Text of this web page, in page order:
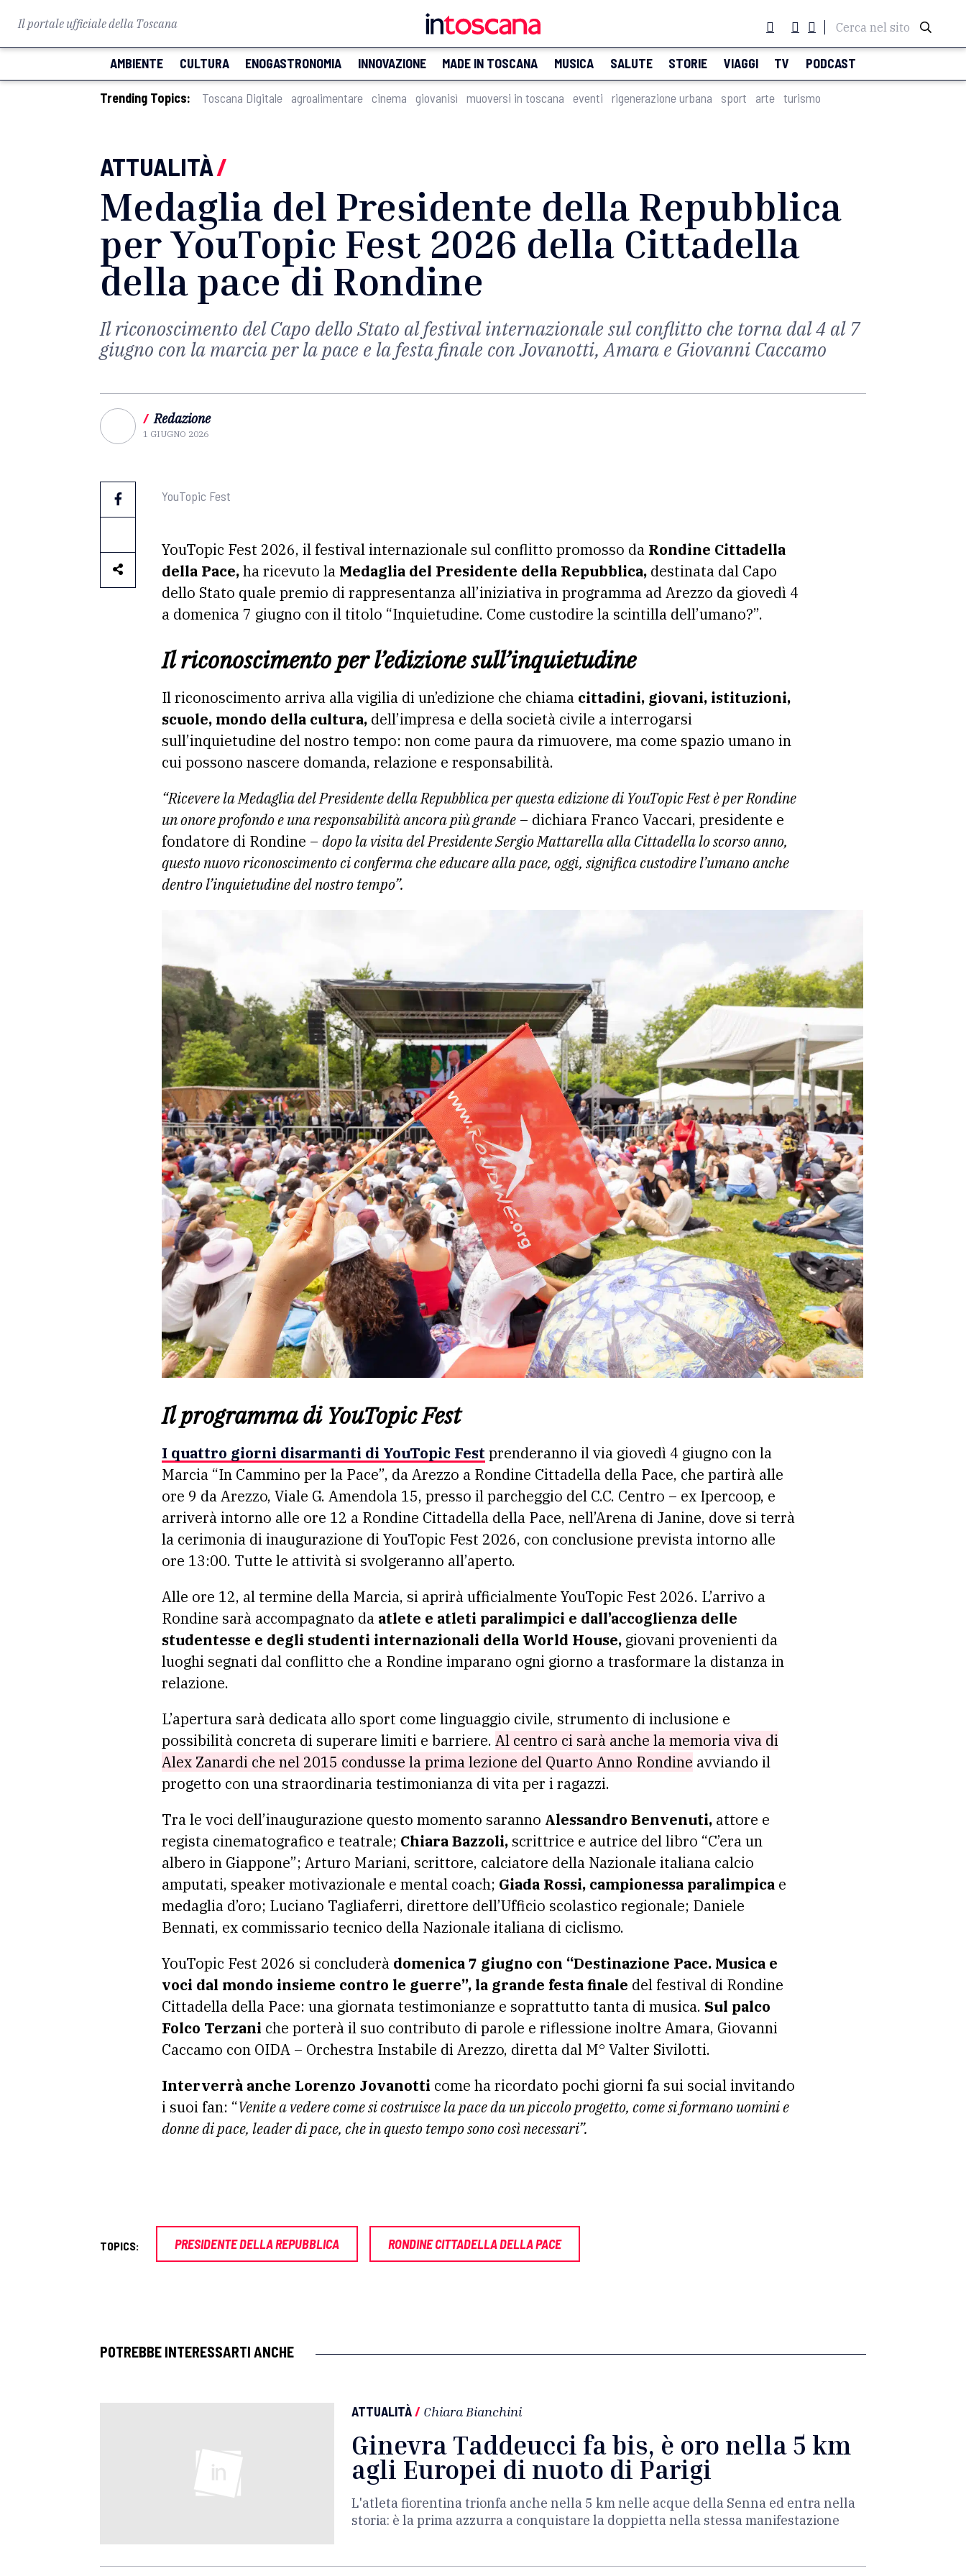
Il portale ufficiale della Toscana Cerca nel sito
AMBIENTE CULTURA ENOGASTRONOMIA INNOVAZIONE MADE IN TOSCANA MUSICA SALUTE STORIE VIAGGI TV PODCAST
Trending Topics: Toscana Digitale agroalimentare cinema giovanisì muoversi in toscana eventi rigenerazione urbana sport arte turismo
ATTUALITÀ/
Medaglia del Presidente della Repubblica
per YouTopic Fest 2026 della Cittadella
della pace di Rondine
Il riconoscimento del Capo dello Stato al festival internazionale sul conflitto che torna dal 4 al 7
giugno con la marcia per la pace e la festa finale con Jovanotti, Amara e Giovanni Caccamo
/ Redazione
1 GIUGNO 2026
YouTopic Fest
YouTopic Fest 2026, il festival internazionale sul conflitto promosso da Rondine Cittadella
della Pace,ha ricevuto la Medaglia del Presidente della Repubblica, destinata dal Capo
dello Stato quale premio di rappresentanza all’iniziativa in programma ad Arezzo da giovedì 4
a domenica 7 giugno con il titolo “Inquietudine. Come custodire la scintilla dell’umano?”.
Il riconoscimento per l’edizione sull’inquietudine
Il riconoscimento arriva alla vigilia di un’edizione che chiama cittadini, giovani, istituzioni,
scuole, mondo della cultura, dell’impresa e della società civile a interrogarsi
sull’inquietudine del nostro tempo: non come paura da rimuovere, ma come spazio umano in
cui possono nascere domanda, relazione e responsabilità.
“Ricevere la Medaglia del Presidente della Repubblica per questa edizione di YouTopic Fest è per Rondine
un onore profondo e una responsabilità ancora più grande – dichiara Franco Vaccari, presidente e
fondatore di Rondine – dopo la visita del Presidente Sergio Mattarella alla Cittadella lo scorso anno,
questo nuovo riconoscimento ci conferma che educare alla pace, oggi, significa custodire l’umano anche
dentro l’inquietudine del nostro tempo”.
Il programma di YouTopic Fest
I quattro giorni disarmanti di YouTopic Fest prenderanno il via giovedì 4 giugno con la
Marcia “In Cammino per la Pace”, da Arezzo a Rondine Cittadella della Pace, che partirà alle
ore 9 da Arezzo, Viale G. Amendola 15, presso il parcheggio del C.C. Centro – ex Ipercoop, e
arriverà intorno alle ore 12 a Rondine Cittadella della Pace, nell’Arena di Janine, dove si terrà
la cerimonia di inaugurazione di YouTopic Fest 2026, con conclusione prevista intorno alle
ore 13:00. Tutte le attività si svolgeranno all’aperto.
Alle ore 12, al termine della Marcia, si aprirà ufficialmente YouTopic Fest 2026. L’arrivo a
Rondine sarà accompagnato da atlete e atleti paralimpici e dall’accoglienza delle
studentesse e degli studenti internazionali della World House, giovani provenienti da
luoghi segnati dal conflitto che a Rondine imparano ogni giorno a trasformare la distanza in
relazione.
L’apertura sarà dedicata allo sport come linguaggio civile, strumento di inclusione e
possibilità concreta di superare limiti e barriere. Al centro ci sarà anche la memoria viva di
Alex Zanardi che nel 2015 condusse la prima lezione del Quarto Anno Rondine avviando il
progetto con una straordinaria testimonianza di vita per i ragazzi.
Tra le voci dell’inaugurazione questo momento saranno Alessandro Benvenuti, attore e
regista cinematografico e teatrale; Chiara Bazzoli, scrittrice e autrice del libro “C’era un
albero in Giappone”; Arturo Mariani, scrittore, calciatore della Nazionale italiana calcio
amputati, speaker motivazionale e mental coach; Giada Rossi, campionessa paralimpica e
medaglia d’oro; Luciano Tagliaferri, direttore dell’Ufficio scolastico regionale; Daniele
Bennati, ex commissario tecnico della Nazionale italiana di ciclismo.
YouTopic Fest 2026 si concluderà domenica 7 giugno con “Destinazione Pace. Musica e
voci dal mondo insieme contro le guerre”, la grande festa finale del festival di Rondine
Cittadella della Pace: una giornata testimonianze e soprattutto tanta di musica. Sul palco
Folco Terzani che porterà il suo contributo di parole e riflessione inoltre Amara, Giovanni
Caccamo con OIDA – Orchestra Instabile di Arezzo, diretta dal M° Valter Sivilotti.
Interverrà anche Lorenzo Jovanotti come ha ricordato pochi giorni fa sui social invitando
i suoi fan: “Venite a vedere come si costruisce la pace da un piccolo progetto, come si formano uomini e
donne di pace, leader di pace, che in questo tempo sono così necessari”.
TOPICS: PRESIDENTE DELLA REPUBBLICA RONDINE CITTADELLA DELLA PACE
POTREBBE INTERESSARTI ANCHE
ATTUALITÀ/ Chiara Bianchini
Ginevra Taddeucci fa bis, è oro nella 5 km
agli Europei di nuoto di Parigi
L'atleta fiorentina trionfa anche nella 5 km nelle acque della Senna ed entra nella
storia: è la prima azzurra a conquistare la doppietta nella stessa manifestazione